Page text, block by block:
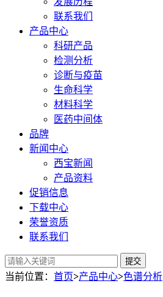
联系我们
产品中心
科研产品
检测分析
诊断与疫苗
生命科学
材料科学
医药中间体
品牌
新闻中心
西宝新闻
产品资料
促销信息
下载中心
荣誉资质
联系我们
提交
当前位置： 首页>产品中心>色谱分析